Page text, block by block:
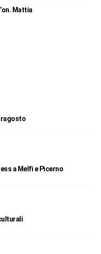
Mattia
a Melfi e Picerno